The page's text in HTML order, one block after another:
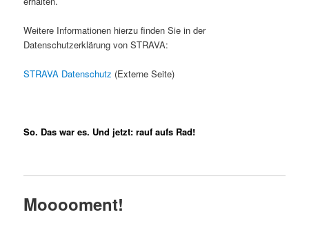
Weitere Informationen hierzu finden Sie in der
Datenschutzerklärung von STRAVA:
STRAVA Datenschutz (Externe Seite)
So. Das war es. Und jetzt: rauf aufs Rad!
Mooooment!